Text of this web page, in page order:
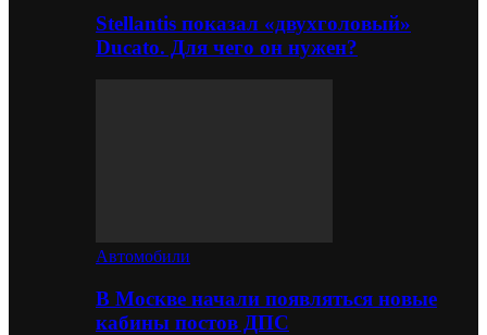
Stellantis показал «двухголовый»
Ducato. Для чего он нужен?
Автомобили
В Москве начали появляться новые
кабины постов ДПС